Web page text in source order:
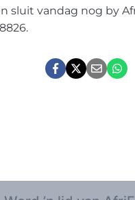
sluit vandag nog by